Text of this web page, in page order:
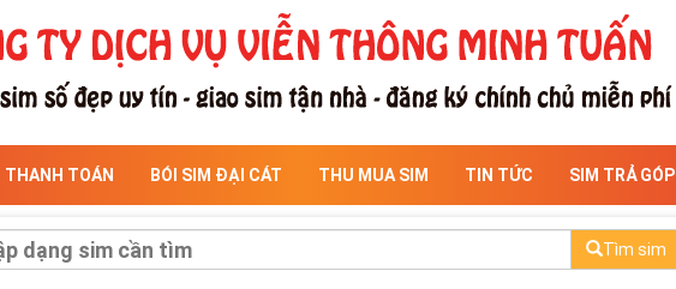
THANH TOÁN BÓI SIM ĐẠI CÁT THU MUA SIM TIN TỨC SIM TRẢ GÓP
Tìm sim